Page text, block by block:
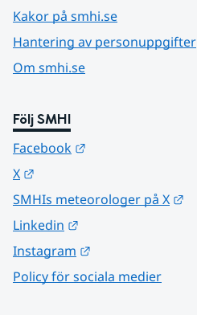
Kakor på smhi.se
Hantering av personuppgifter
Om smhi.se
Följ SMHI
Facebook
X
SMHIs meteorologer på X
Linkedin
Instagram
Policy för sociala medier